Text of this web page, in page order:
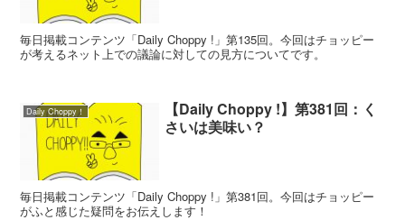
毎日掲載コンテンツ「Daily Choppy !」第135回。今回はチョッピー
が考えるネット上での議論に対しての見方についてです。
Daily Choppy！
【Daily Choppy !】第381回：く
さいは美味い？
毎日掲載コンテンツ「Daily Choppy !」第381回。今回はチョッピー
がふと感じた疑問をお伝えします！